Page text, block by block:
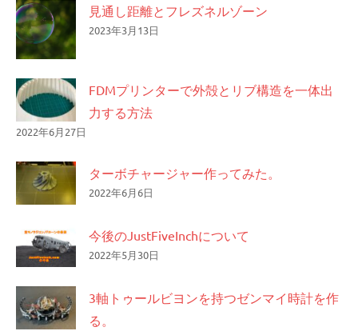
見通し距離とフレズネルゾーン
2023年3月13日
FDMプリンターで外殻とリブ構造を一体出
力する方法
2022年6月27日
ターボチャージャー作ってみた。
2022年6月6日
今後のJustFiveInchについて
2022年5月30日
3軸トゥールビヨンを持つゼンマイ時計を作
る。